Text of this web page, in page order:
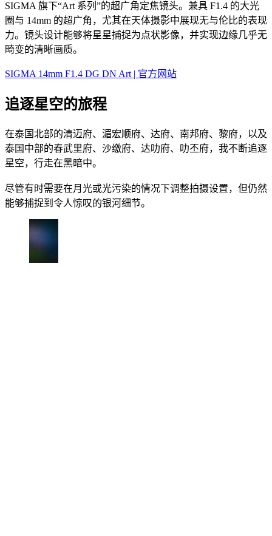
SIGMA 旗下“Art 系列”的超广角定焦镜头。兼具 F1.4 的大光
圈与 14mm 的超广角，尤其在天体摄影中展现无与伦比的表现
力。镜头设计能够将星星捕捉为点状影像，并实现边缘几乎无
畸变的清晰画质。
SIGMA 14mm F1.4 DG DN Art | 官方网站
追逐星空的旅程
在泰国北部的清迈府、湄宏顺府、达府、南邦府、黎府，以及
泰国中部的春武里府、沙缴府、达叻府、叻丕府，我不断追逐
星空，行走在黑暗中。
尽管有时需要在月光或光污染的情况下调整拍摄设置，但仍然
能够捕捉到令人惊叹的银河细节。